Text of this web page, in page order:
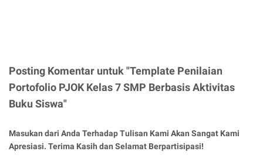
Posting Komentar untuk "Template Penilaian
Portofolio PJOK Kelas 7 SMP Berbasis Aktivitas
Buku Siswa"
Masukan dari Anda Terhadap Tulisan Kami Akan Sangat Kami
Apresiasi. Terima Kasih dan Selamat Berpartisipasi!